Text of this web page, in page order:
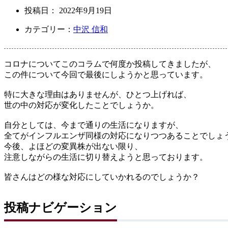
投稿日： 2022年9月19日
カテゴリー： 中沢 信和
コロナについてこのコラムで何度か投稿してきましたが、
この件について今回で最後にしようかと思っています。
特に大きな理由はありませんが、ひとつ上げれば、
世の中の対応が変化したことでしょうか。
自分としては、今まで通りの生活になりますが、
全てがインフルエンザ同様の対応になりつつあることでしょ
今後、よほどの変異株が出ない限り、
注意しながらの生活に切り替えようと思っております。
皆さんはどの様な対応にしていかれるのでしょうか？
投稿ナビゲーション